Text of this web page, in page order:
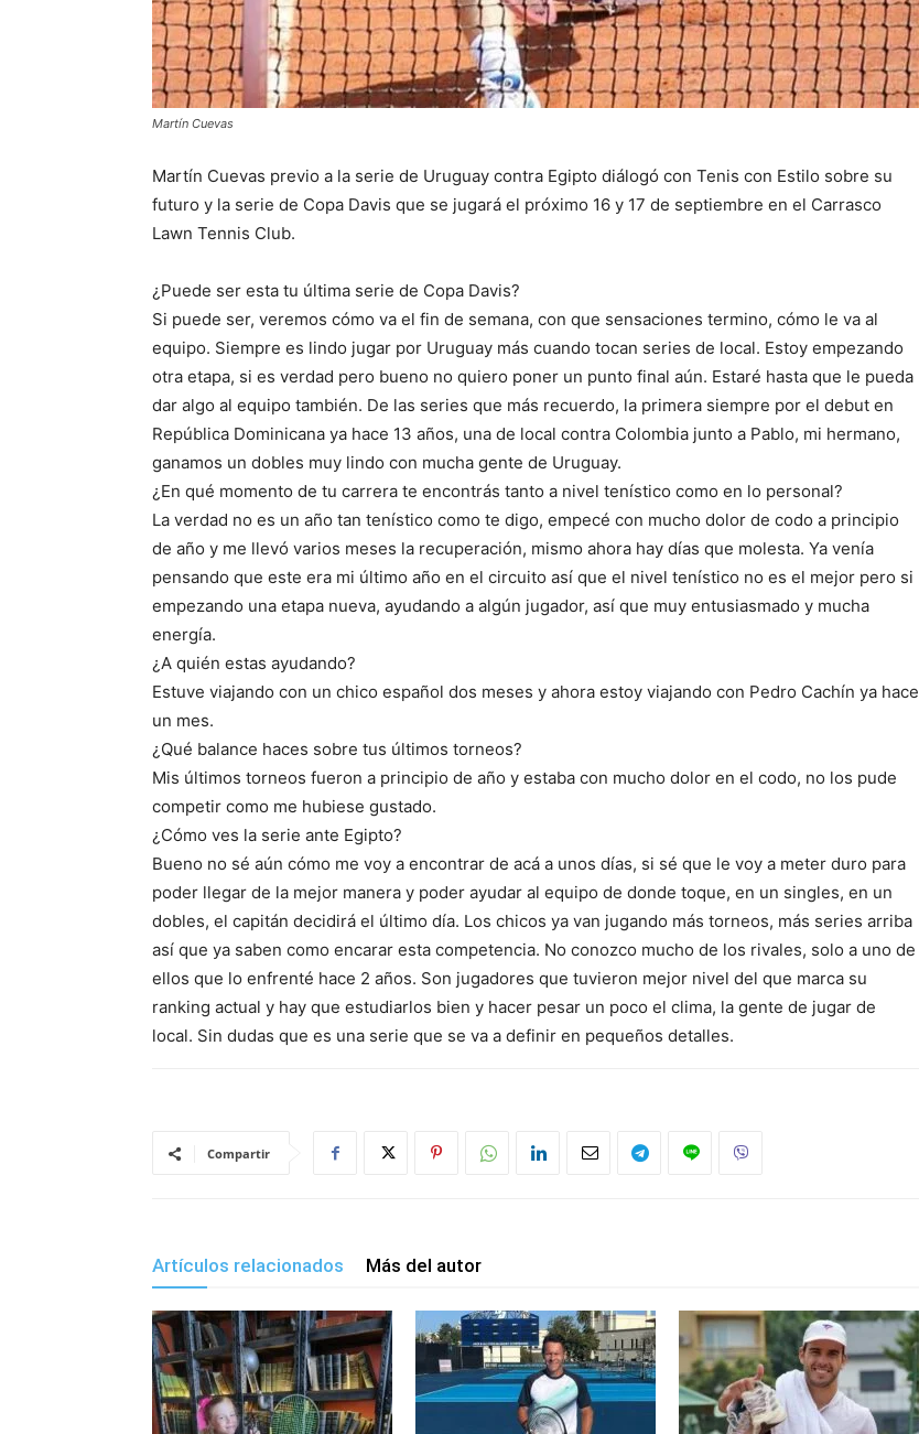
Martín Cuevas
Martín Cuevas previo a la serie de Uruguay contra Egipto diálogó con Tenis con Estilo sobre su
futuro y la serie de Copa Davis que se jugará el próximo 16 y 17 de septiembre en el Carrasco
Lawn Tennis Club.
¿Puede ser esta tu última serie de Copa Davis?
Si puede ser, veremos cómo va el fin de semana, con que sensaciones termino, cómo le va al
equipo. Siempre es lindo jugar por Uruguay más cuando tocan series de local. Estoy empezando
otra etapa, si es verdad pero bueno no quiero poner un punto final aún. Estaré hasta que le pueda
dar algo al equipo también. De las series que más recuerdo, la primera siempre por el debut en
República Dominicana ya hace 13 años, una de local contra Colombia junto a Pablo, mi hermano,
ganamos un dobles muy lindo con mucha gente de Uruguay.
¿En qué momento de tu carrera te encontrás tanto a nivel tenístico como en lo personal?
La verdad no es un año tan tenístico como te digo, empecé con mucho dolor de codo a principio
de año y me llevó varios meses la recuperación, mismo ahora hay días que molesta. Ya venía
pensando que este era mi último año en el circuito así que el nivel tenístico no es el mejor pero si
empezando una etapa nueva, ayudando a algún jugador, así que muy entusiasmado y mucha
energía.
¿A quién estas ayudando?
Estuve viajando con un chico español dos meses y ahora estoy viajando con Pedro Cachín ya hace
un mes.
¿Qué balance haces sobre tus últimos torneos?
Mis últimos torneos fueron a principio de año y estaba con mucho dolor en el codo, no los pude
competir como me hubiese gustado.
¿Cómo ves la serie ante Egipto?
Bueno no sé aún cómo me voy a encontrar de acá a unos días, si sé que le voy a meter duro para
poder llegar de la mejor manera y poder ayudar al equipo de donde toque, en un singles, en un
dobles, el capitán decidirá el último día. Los chicos ya van jugando más torneos, más series arriba
así que ya saben como encarar esta competencia. No conozco mucho de los rivales, solo a uno de
ellos que lo enfrenté hace 2 años. Son jugadores que tuvieron mejor nivel del que marca su
ranking actual y hay que estudiarlos bien y hacer pesar un poco el clima, la gente de jugar de
local. Sin dudas que es una serie que se va a definir en pequeños detalles.
Compartir
Artículos relacionados Más del autor